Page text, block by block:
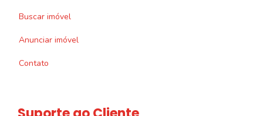
Buscar imóvel
Anunciar imóvel
Contato